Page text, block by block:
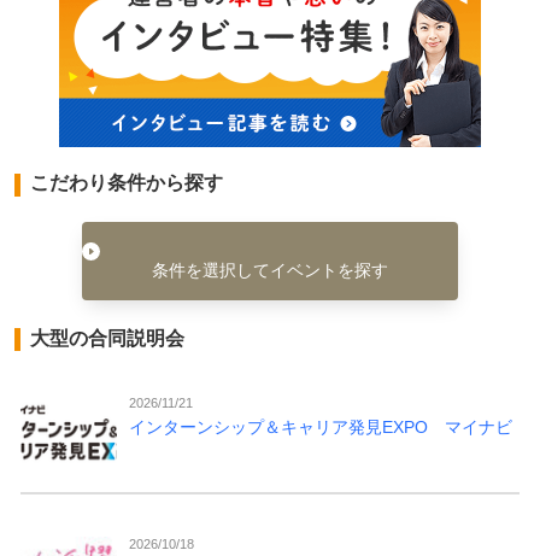
こだわり条件から探す
条件を選択してイベントを探す
大型の合同説明会
2026/11/21
インターンシップ＆キャリア発見EXPO マイナビ
2026/10/18